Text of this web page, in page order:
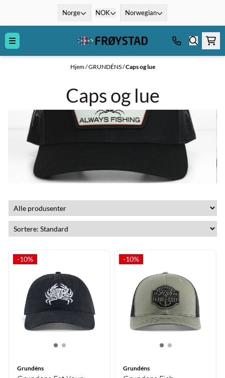
Norge NOK Norwegian
Hjem/GRUNDÉNS/Caps og lue
Caps og lue
-10%
Grundéns
-10%
Grundéns